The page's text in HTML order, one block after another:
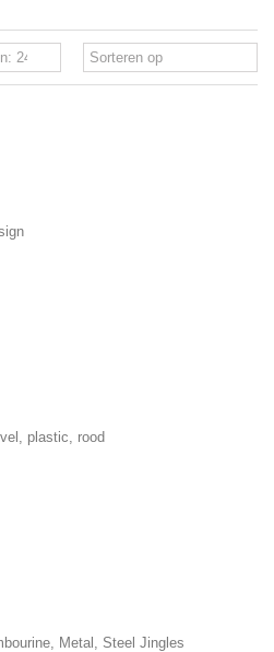
plastic, rood
Metal, Steel Jingles